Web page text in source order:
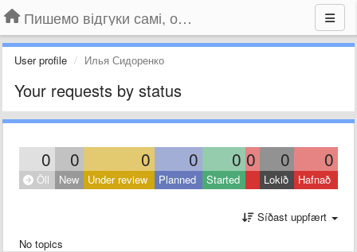
Пишемо відгуки самі, обговорюємо інші ідеї та пропозиції до Громадського Телебачення
User profile Илья Сидоренко
Your requests by status
0 0 0 0 0 0 0 0
Öll New Under review Planned Started Lokið Hafnað
Síðast uppfært
No topics